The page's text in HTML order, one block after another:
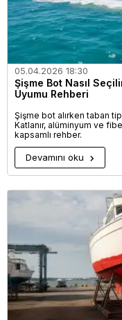
05.04.2026 18:30
Şişme Bot Nasıl
Uyumu Rehberi
Şişme bot alırken taban
Katlanır, alüminyum ve
kapsamlı rehber.
Devamını oku